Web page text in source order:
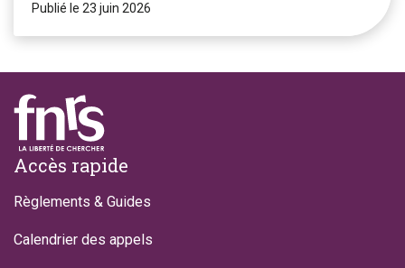
Publié le 23 juin 2026
Footer
Accès rapide
Règlements & Guides
Calendrier des appels